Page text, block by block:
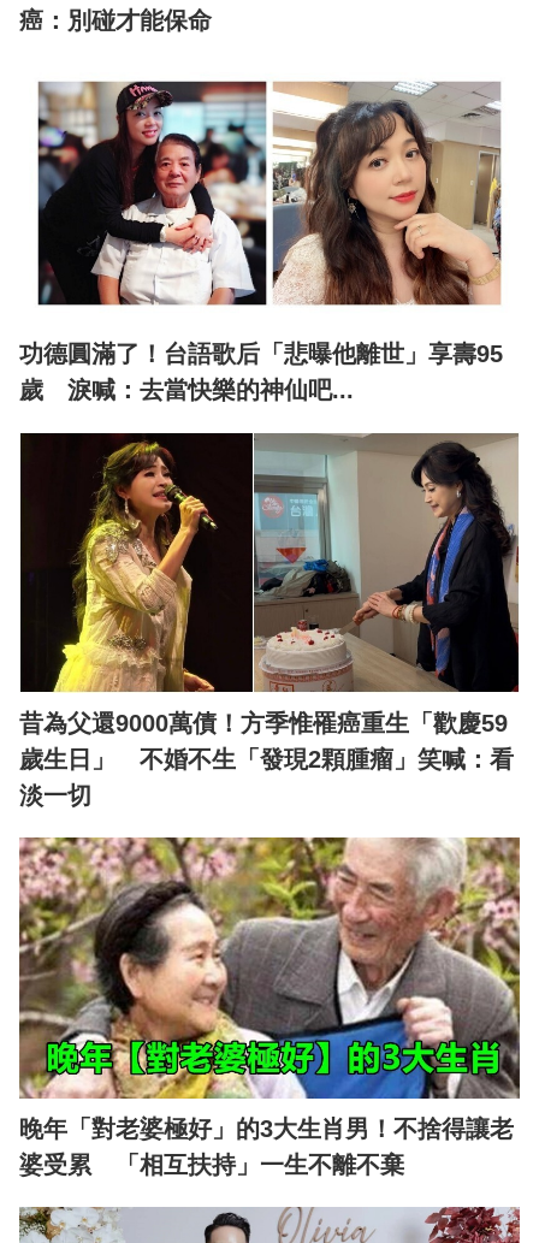
癌：別碰才能保命
功德圓滿了！台語歌后「悲曝他離世」享壽95
歲 淚喊：去當快樂的神仙吧...
昔為父還9000萬債！方季惟罹癌重生「歡慶59
歲生日」 不婚不生「發現2顆腫瘤」笑喊：看
淡一切
晚年「對老婆極好」的3大生肖男！不捨得讓老
婆受累 「相互扶持」一生不離不棄